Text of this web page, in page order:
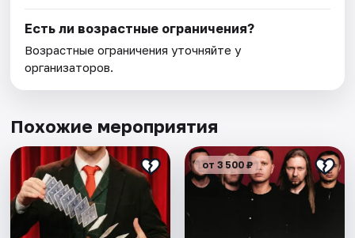
Есть ли возрастные ограничения?
Возрастные ограничения уточняйте у
организаторов.
Похожие мероприятия
от 3 500 ₽